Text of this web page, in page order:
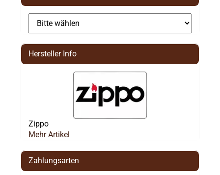
Hersteller Info
Zippo
Mehr Artikel
Zahlungsarten